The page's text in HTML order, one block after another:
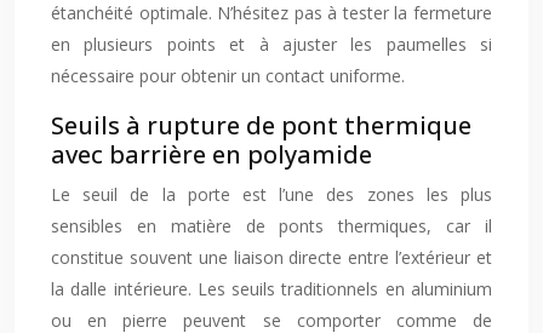
étanchéité optimale. N’hésitez pas à tester la fermeture
en plusieurs points et à ajuster les paumelles si
nécessaire pour obtenir un contact uniforme.
Seuils à rupture de pont thermique
avec barrière en polyamide
Le seuil de la porte est l’une des zones les plus
sensibles en matière de ponts thermiques, car il
constitue souvent une liaison directe entre l’extérieur et
la dalle intérieure. Les seuils traditionnels en aluminium
ou en pierre peuvent se comporter comme de